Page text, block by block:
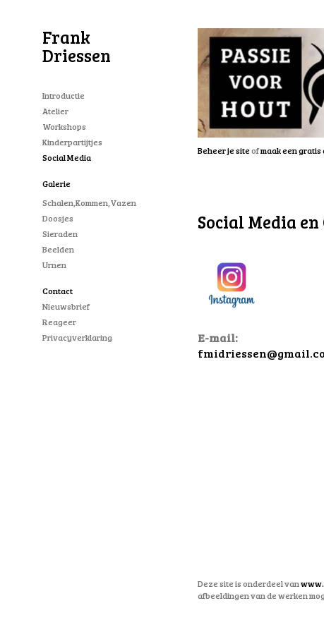
Beheer je siteofmaak een gratis
Social Media
E-mail:
Frank
Driessen
Introductie
Atelier
Workshops
Kinderpartijtjes
Social Media
Galerie
Schalen,kommen,vazen
Doosjes
Sieraden
Beelden
Urnen
Contact
Nieuwsbrief
Reageer
Privacyverklaring
Deze site is onderdeel van
afbeeldingen van de werken